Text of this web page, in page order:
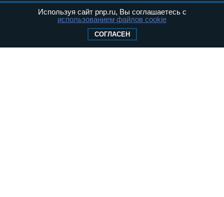
связи, информационных технологий и
массовых коммуникаций (Роскомнадзор) 05
Свидетельство о регистрации Эл № ФС77-
Используя сайт pnp.ru, Вы соглашаетесь с
использованием файлов cookie
СОГЛАСЕН